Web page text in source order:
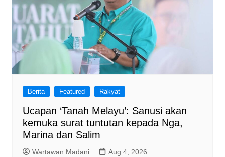
Berita Featured Rakyat
Ucapan ‘Tanah Melayu’: Sanusi akan
kemuka surat tuntutan kepada Nga,
Marina dan Salim
Wartawan Madani Aug 4, 2026